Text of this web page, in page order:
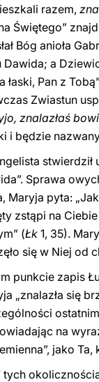
razem,
Świętego”
Bóg anioła
Dawida; a
łaski, Pan z
Zwiastun
znalazłaś
i będzie
Sprawa
Maryja pyta:
zstąpi na
(Łk 1, 35).
się w Niej od
punkcie zapis
„znalazła się
na
jako
tych